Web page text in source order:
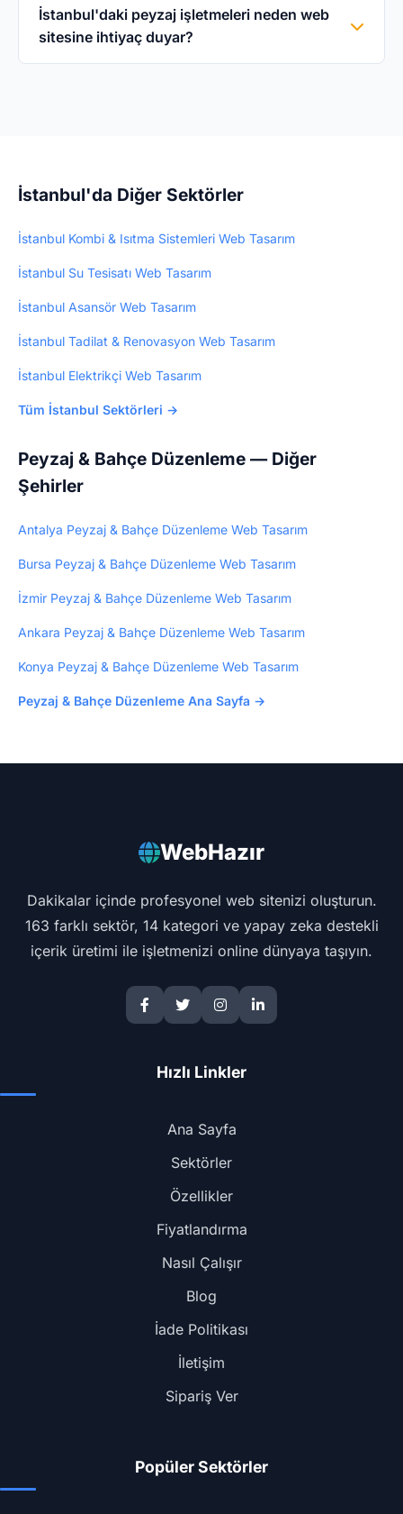
işletme bilgilerinizi girin bilgilerinizi paylaşın, 3
iş günü içinde web siteniz yayında olur. Hiçbir
teknik bilgi gerekmez — biz yapıyoruz.
İstanbul'daki peyzaj işletmeleri neden web
sitesine ihtiyaç duyar?
İstanbul'da Diğer Sektörler
İstanbul Kombi & Isıtma Sistemleri Web Tasarım
İstanbul Su Tesisatı Web Tasarım
İstanbul Asansör Web Tasarım
İstanbul Tadilat & Renovasyon Web Tasarım
İstanbul Elektrikçi Web Tasarım
Tüm İstanbul Sektörleri →
Peyzaj & Bahçe Düzenleme — Diğer
Şehirler
Antalya Peyzaj & Bahçe Düzenleme Web Tasarım
Bursa Peyzaj & Bahçe Düzenleme Web Tasarım
İzmir Peyzaj & Bahçe Düzenleme Web Tasarım
Ankara Peyzaj & Bahçe Düzenleme Web Tasarım
Konya Peyzaj & Bahçe Düzenleme Web Tasarım
Peyzaj & Bahçe Düzenleme Ana Sayfa →
WebHazır
Dakikalar içinde profesyonel web sitenizi oluşturun.
163 farklı sektör, 14 kategori ve yapay zeka destekli
içerik üretimi ile işletmenizi online dünyaya taşıyın.
Hızlı Linkler
Ana Sayfa
Sektörler
Özellikler
Fiyatlandırma
Nasıl Çalışır
Blog
İade Politikası
İletişim
Sipariş Ver
Popüler Sektörler